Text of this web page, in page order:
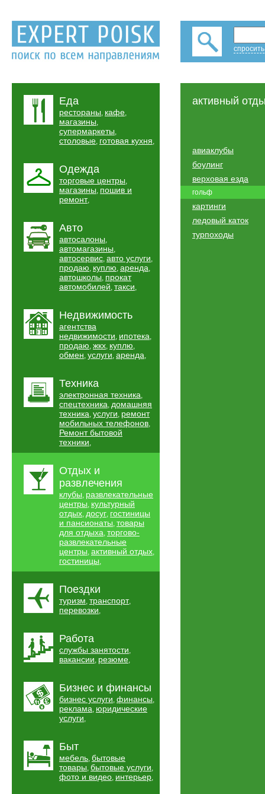
Еда
рестораны, кафе,
магазины,
супермаркеты,
столовые, готовая кухня,
Одежда
торговые центры,
магазины, пошив и
ремонт,
Авто
автосалоны,
автомагазины,
автосервис, авто услуги,
продаю, куплю, аренда,
автошколы, прокат
автомобилей, такси,
Недвижимость
агентства
недвижимости, ипотека,
продаю, жкх, куплю,
обмен, услуги, аренда,
Техника
электронная техника,
спецтехника, домашняя
техника, услуги, ремонт
мобильных телефонов,
Ремонт бытовой
техники,
Отдых и
развлечения
клубы, развлекательные
центры, культурный
отдых, досуг, гостиницы
и пансионаты, товары
для отдыха, торгово-
развлекательные
центры, активный отдых,
гостиницы,
Поездки
туризм, транспорт,
перевозки,
Работа
службы занятости,
вакансии, резюме,
Бизнес и финансы
бизнес услуги, финансы,
реклама, юридические
услуги,
Быт
мебель, бытовые
товары, бытовые услуги,
фото и видео, интерьер,
активный
авиаклубы
боулинг
верховая езда
гольф
картинги
ледовый каток
турпоходы